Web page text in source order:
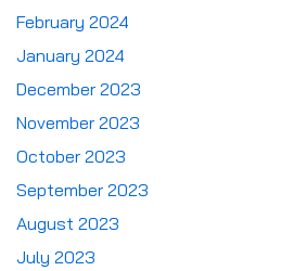
February 2024
January 2024
December 2023
November 2023
October 2023
September 2023
August 2023
July 2023